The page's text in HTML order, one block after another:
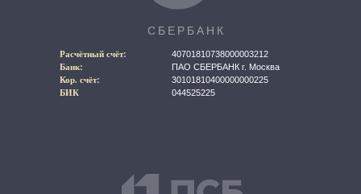
Расчётный счёт:
Банк:
Кор. счёт:
БИК
СБЕРБАНК
40701810738000003212
ПАО СБЕРБАНК г. Москва
30101810400000000225
044525225